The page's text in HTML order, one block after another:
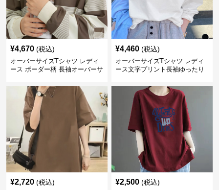
¥4,670 (税込)
オーバーサイズTシャツ レディ
ース ボーダー柄 長袖オーバーサ
¥4,460 (税込)
オーバーサイズTシャツ レディ
ース文字プリント長袖ゆったり
¥2,720 (税込) ¥2,500 (税込)